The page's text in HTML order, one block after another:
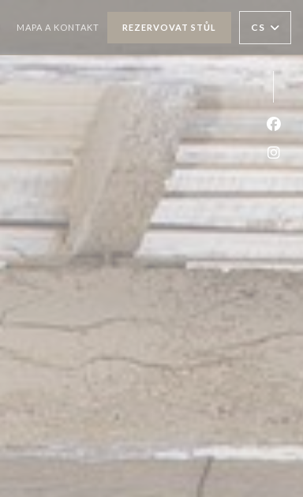
((OTEVŘE SE V NOVÉM OKNĚ))
MAPA A KONTAKT REZERVOVAT STŮL CS